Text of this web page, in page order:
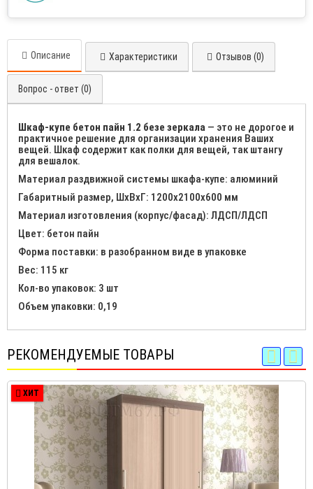
Описание Характеристики Отзывов (0)
Вопрос - ответ (0)
Шкаф-купе бетон пайн 1.2 безе зеркала — это не дорогое и
практичное решение для организации хранения Ваших
вещей. Шкаф содержит как полки для вещей, так штангу
для вешалок.
Материал раздвижной системы шкафа-купе: алюминий
Габаритный размер, ШхВхГ: 1200х2100х600 мм
Материал изготовления (корпус/фасад): ЛДСП/ЛДСП
Цвет: бетон пайн
Форма поставки: в разобранном виде в упаковке
Вес: 115 кг
Кол-во упаковок: 3 шт
Объем упаковки: 0,19
РЕКОМЕНДУЕМЫЕ ТОВАРЫ
ХИТ